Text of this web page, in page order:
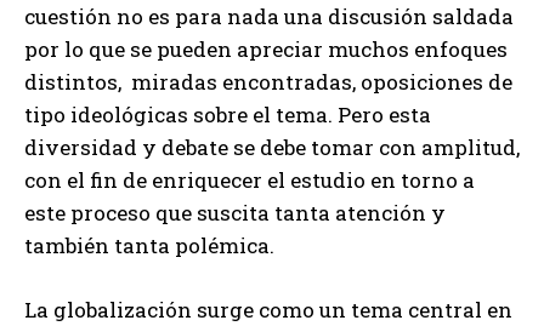
cuestión no es para nada una discusión saldada
por lo que se pueden apreciar muchos enfoques
distintos, miradas encontradas, oposiciones de
tipo ideológicas sobre el tema. Pero esta
diversidad y debate se debe tomar con amplitud,
con el fin de enriquecer el estudio en torno a
este proceso que suscita tanta atención y
también tanta polémica.
La globalización surge como un tema central en